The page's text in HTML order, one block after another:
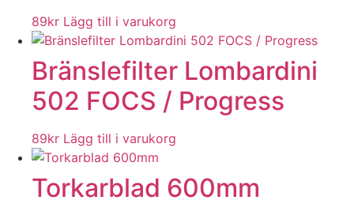
89kr Lägg till i varukorg
Bränslefilter Lombardini
502 FOCS / Progress
89kr Lägg till i varukorg
Torkarblad 600mm